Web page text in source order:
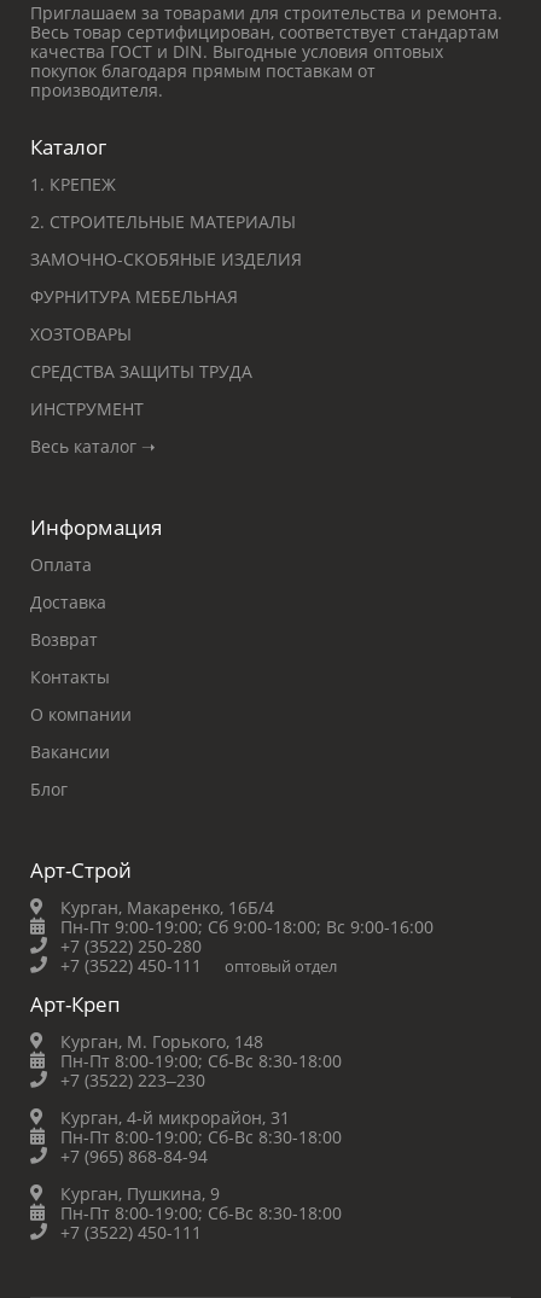
Приглашаем за товарами для строительства и ремонта.
Весь товар сертифицирован, соответствует стандартам
качества ГОСТ и DIN. Выгодные условия оптовых
покупок благодаря прямым поставкам от
производителя.
Каталог
1. КРЕПЕЖ
2. СТРОИТЕЛЬНЫЕ МАТЕРИАЛЫ
ЗАМОЧНО-СКОБЯНЫЕ ИЗДЕЛИЯ
ФУРНИТУРА МЕБЕЛЬНАЯ
ХОЗТОВАРЫ
СРЕДСТВА ЗАЩИТЫ ТРУДА
ИНСТРУМЕНТ
Весь каталог ➝
Информация
Оплата
Доставка
Возврат
Контакты
О компании
Вакансии
Блог
Арт-Строй
Курган, Макаренко, 16Б/4
Пн-Пт 9:00-19:00; Сб 9:00-18:00; Вс 9:00-16:00
+7 (3522) 250-280
+7 (3522) 450-111
оптовый отдел
Арт-Креп
Курган, М. Горького, 148
Пн-Пт 8:00-19:00; Сб-Вс 8:30-18:00
+7 (3522) 223‒230
Курган, 4-й микрорайон, 31
Пн-Пт 8:00-19:00; Сб-Вс 8:30-18:00
+7 (965) 868-84-94
Курган, Пушкина, 9
Пн-Пт 8:00-19:00; Сб-Вс 8:30-18:00
+7 (3522) 450-111